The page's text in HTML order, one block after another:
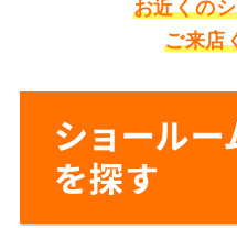
お近くの
ご来店